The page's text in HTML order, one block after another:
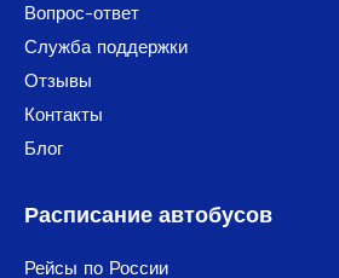
Вопрос-ответ
Служба поддержки
Отзывы
Контакты
Блог
Расписание автобусов
Рейсы по России